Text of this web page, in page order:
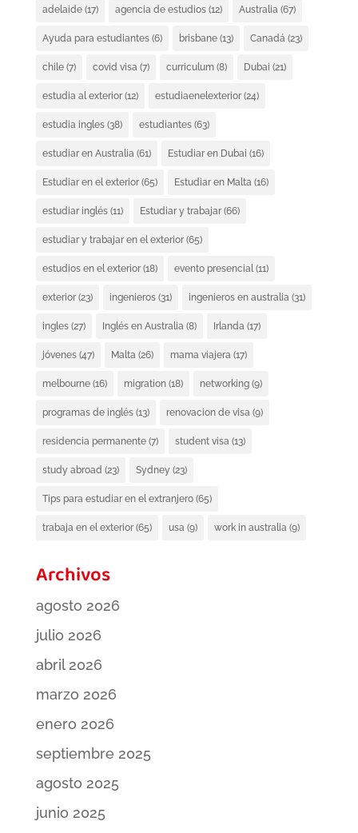
adelaide(17) agencia de estudios(12) Australia (67)
Ayuda para estudiantes(6) brisbane(13) Canadá (23)
chile(7) covid visa (7) curriculum(8) Dubai (21)
estudia al exterior(12) estudiaenelexterior(24)
estudia ingles(38) estudiantes(63)
estudiar en Australia (61) Estudiar en Dubai (16)
Estudiar en el exterior(65) Estudiar en Malta (16)
estudiar inglés(11) Estudiar y trabajar(66)
estudiar y trabajar en el exterior(65)
estudios en el exterior(18) evento presencial(11)
exterior(23) ingenieros(31) ingenieros en australia (31)
ingles(27) Inglés en Australia (8) Irlanda (17)
jóvenes(47) Malta (26) mama viajera (17)
melbourne(16) migration(18) networking(9)
programas de inglés(13) renovacion de visa (9)
residencia permanente(7) student visa (13)
study abroad (23) Sydney (23)
Tips para estudiar en el extranjero(65)
trabaja en el exterior(65) usa (9) work in australia (9)
Archivos
agosto 2026
julio 2026
abril 2026
marzo 2026
enero 2026
septiembre 2025
agosto 2025
junio 2025